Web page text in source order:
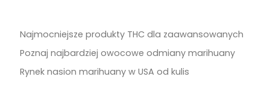
Najmocniejsze produkty THC dla zaawansowanych
Poznaj najbardziej owocowe odmiany marihuany
Rynek nasion marihuany w USA od kulis